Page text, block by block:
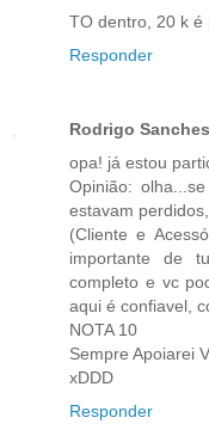
TO dentro, 20 k é
Responder
Rodrigo Sanches
opa! já estou
Opinião:
estavam
(Cliente e
importante de
completo e vc
aqui é confiavel,
NOTA 10
Sempre Apoiarei
xDDD
Responder